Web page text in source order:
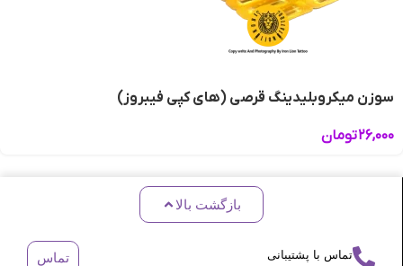
سوزن میکروبلیدینگ قرصی (های کپی فیبروز)
۲۶,۰۰۰تومان
بازگشت بالا
تماس با پشتیبانی تماس